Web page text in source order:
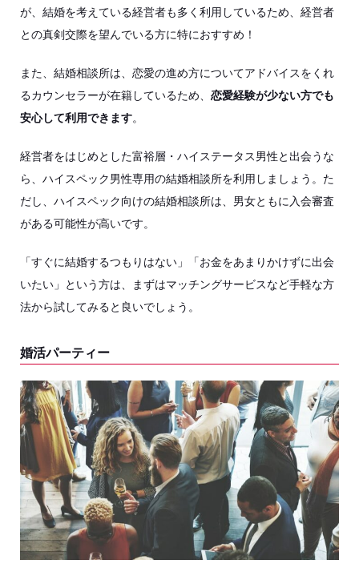
が、結婚を考えている経営者も多く利用しているため、経営者
との真剣交際を望んでいる方に特におすすめ！
また、結婚相談所は、恋愛の進め方についてアドバイスをくれ
るカウンセラーが在籍しているため、 恋愛経験が少ない方でも
安心して利用できます。
経営者をはじめとした富裕層・ハイステータス男性と出会うな
ら、ハイスペック男性専用の結婚相談所を利用しましょう。た
だし、ハイスペック向けの結婚相談所は、男女ともに入会審査
がある可能性が高いです。
「すぐに結婚するつもりはない」「お金をあまりかけずに出会
いたい」という方は、まずはマッチングサービスなど手軽な方
法から試してみると良いでしょう。
婚活パーティー